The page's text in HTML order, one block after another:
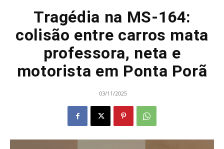
Tragédia na MS-164:
colisão entre carros mata
professora, neta e
motorista em Ponta Porã
03/11/2025